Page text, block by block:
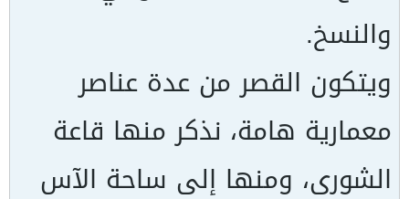
والنسخ.
ويتكون القصر من عدة عناصر
معمارية هامة، نذكر منها قاعة
الشورى، ومنها إلى ساحة الآس